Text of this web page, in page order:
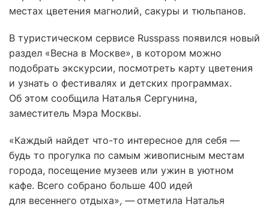
местах цветения магнолий, сакуры и тюльпанов.
В туристическом сервисе Russpass появился новый
раздел «Весна в Москве», в котором можно
подобрать экскурсии, посмотреть карту цветения
и узнать о фестивалях и детских программах.
Об этом сообщила Наталья Сергунина,
заместитель Мэра Москвы.
«Каждый найдет что-то интересное для себя —
будь то прогулка по самым живописным местам
города, посещение музеев или ужин в уютном
кафе. Всего собрано больше 400 идей
для весеннего отдыха», —отметила Наталья